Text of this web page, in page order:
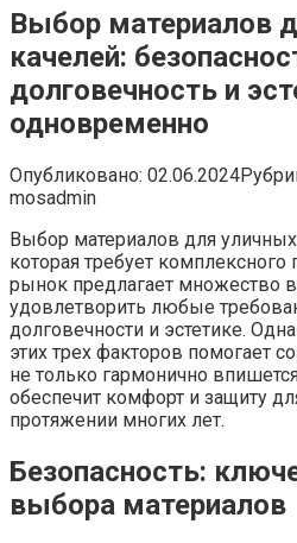
Выбор материалов
качелей:
долговечность и
одновременно
Опубликовано: 02.06.2024
mosadmin
Выбор материалов для
которая требует
рынок предлагает множество
удовлетворить любые
долговечности и эстетике.
этих трех факторов помогает
не только гармонично
обеспечит комфорт и защиту
протяжении многих лет.
Безопасность:
выбора материалов